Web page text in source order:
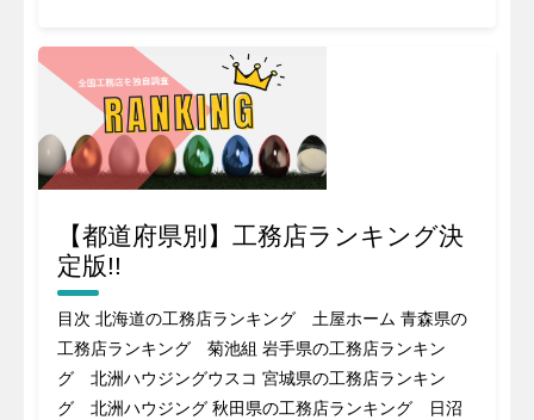
【都道府県別】工務店ランキング決
定版!!
目次 北海道の工務店ランキング 土屋ホーム 青森県の
工務店ランキング 菊池組 岩手県の工務店ランキン
グ 北洲ハウジングウスコ 宮城県の工務店ランキン
グ 北洲ハウジング 秋田県の工務店ランキング 日沼